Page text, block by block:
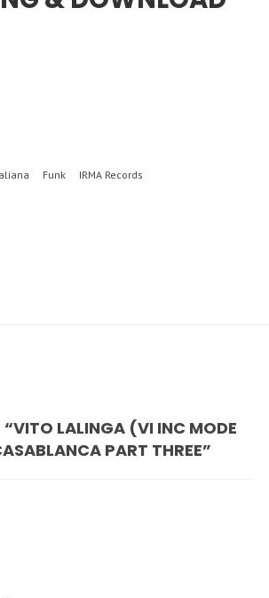
Funk IRMA Records
“VITO LALINGA (VI INC MODE
PART THREE”